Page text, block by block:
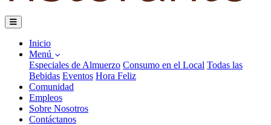
Inicio
Menú
Especiales de Almuerzo Consumo en el Local Todas las
Bebidas Eventos Hora Feliz
Comunidad
Empleos
Sobre Nosotros
Contáctanos